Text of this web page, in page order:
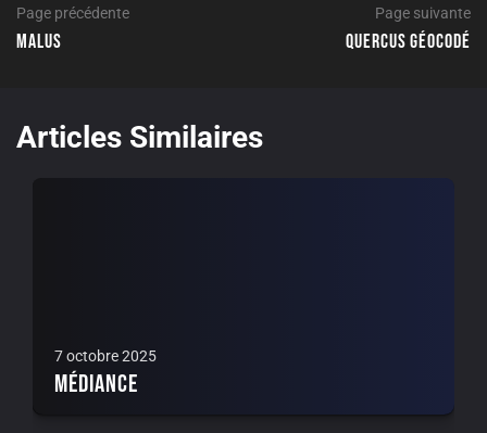
Navigation
de
Page précédentePage
Malus
Page suivante
Quercus géocodé
Articles Similaires
7 octobre 2025
Médiance